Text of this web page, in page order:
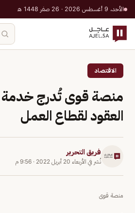
الأحد، 9 أغسطس 2026 · 26 صفر 1448 هـ
الاقتصاد
منصة قوى تُدرج خدمة
العقود لقطاع العمل
فريق التحرير
نُشر في الأربعاء 20 أبريل 2022 · 9:56 م
منصة قوى